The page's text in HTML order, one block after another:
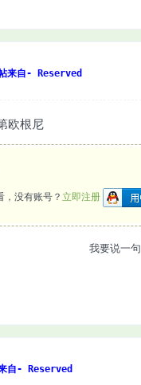
来自- Reserved
欧根尼
，没有账号？ 立即注册
我要说一句
自- Reserved